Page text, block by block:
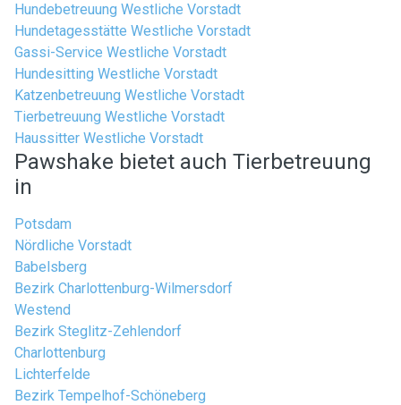
Hundebetreuung Westliche Vorstadt
Hundetagesstätte Westliche Vorstadt
Gassi-Service Westliche Vorstadt
Hundesitting Westliche Vorstadt
Katzenbetreuung Westliche Vorstadt
Tierbetreuung Westliche Vorstadt
Haussitter Westliche Vorstadt
Pawshake bietet auch Tierbetreuung
in
Potsdam
Nördliche Vorstadt
Babelsberg
Bezirk Charlottenburg-Wilmersdorf
Westend
Bezirk Steglitz-Zehlendorf
Charlottenburg
Lichterfelde
Bezirk Tempelhof-Schöneberg